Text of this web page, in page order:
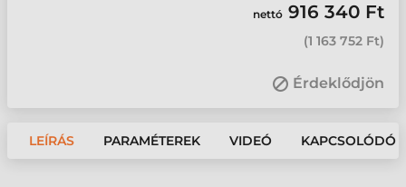
nettó 916 340 Ft
(1 163 752 Ft)
Érdeklődjön
LEÍRÁS PARAMÉTEREK VIDEÓ KAPCSOLÓDÓ